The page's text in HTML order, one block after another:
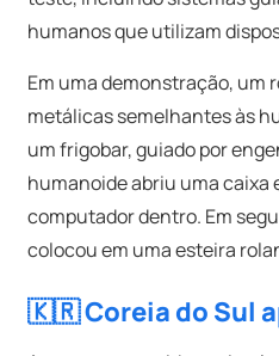
humanos que utilizam
Em uma demonstração, um
metálicas semelhantes às
um frigobar, guiado por
humanoide abriu uma caixa
computador dentro. Em
colocou em uma esteira
🇰🇷 Coreia do Sul